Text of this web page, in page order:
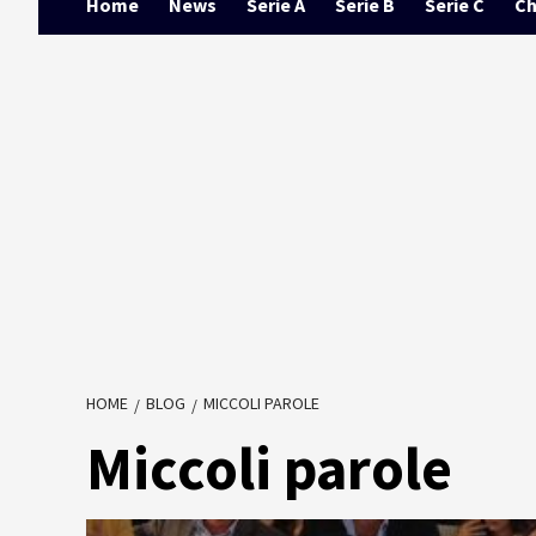
Home News Serie A Serie B Serie C
HOME BLOG MICCOLI PAROLE
Miccoli parole